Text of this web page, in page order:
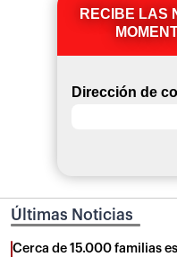
RECIBE LAS
Dirección de
Últimas Noticias
Cerca de 15.000 familias